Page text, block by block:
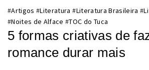
#Artigos #Literatura #Literatura Brasileira #
#Noites de Alface #TOC do Tuca
5 formas criativas de
romance durar mais